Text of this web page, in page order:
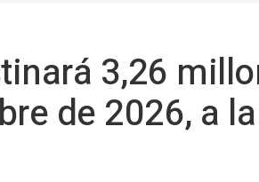
3,26
de 2026, a